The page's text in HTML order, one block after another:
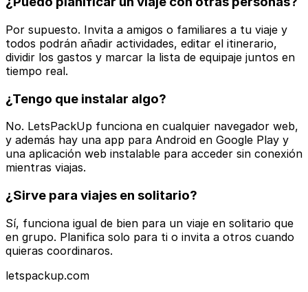
Por supuesto. Invita a amigos o familiares a tu viaje y
todos podrán añadir actividades, editar el itinerario,
dividir los gastos y marcar la lista de equipaje juntos en
tiempo real.
¿Tengo que instalar algo?
No. LetsPackUp funciona en cualquier navegador web,
y además hay una app para Android en Google Play y
una aplicación web instalable para acceder sin conexión
mientras viajas.
¿Sirve para viajes en solitario?
Sí, funciona igual de bien para un viaje en solitario que
en grupo. Planifica solo para ti o invita a otros cuando
quieras coordinaros.
letspackup.com